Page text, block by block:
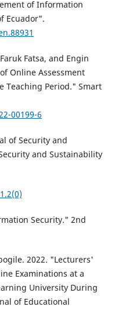
of Information
Ecuador".
Fatsa, and Engin
Online Assessment
Teaching Period." Smart
00199-6
of Security and
and Sustainability
Security." 2nd
2022. "Lecturers'
Examinations at a
University During
of Educational